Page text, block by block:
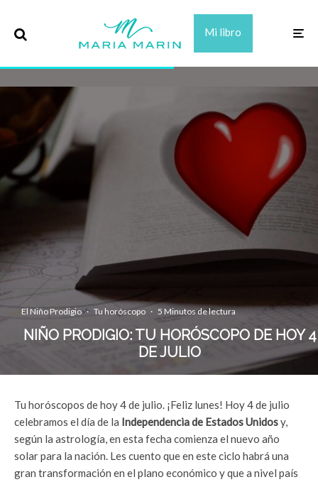
Mi libro
El Niño Prodigio · Tu horóscopo · 5 Minutos de lectura
NIÑO PRODIGIO: TU HORÓSCOPO DE HOY 4
DE JULIO
Tu horóscopos de hoy 4 de julio. ¡Feliz lunes! Hoy 4 de julio
celebramos el día de la Independencia de Estados Unidosy,
según la astrología, en esta fecha comienza el nuevo año
solar para la nación. Les cuento que en este ciclo habrá una
gran transformación en el plano económico y que a nivel país